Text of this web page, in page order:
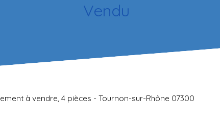
Vendu
à vendre, 4 pièces - Tournon-sur-Rhône 07300